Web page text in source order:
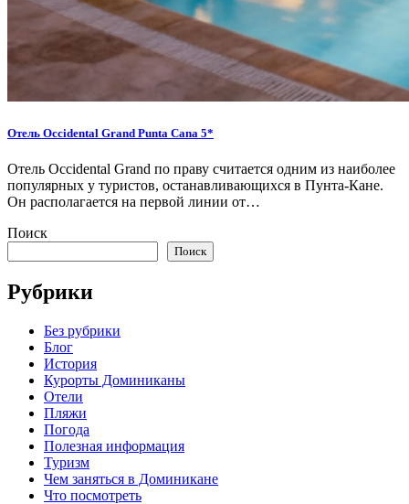
Отель Occidental Grand Punta Cana 5*
Отель Occidental Grand по праву считается одним из наиболее
популярных у туристов, останавливающихся в Пунта-Кане.
Он располагается на первой линии от…
Поиск
Поиск
Рубрики
Без рубрики
Блог
История
Курорты Доминиканы
Отели
Пляжи
Погода
Полезная информация
Туризм
Чем заняться в Доминикане
Что посмотреть